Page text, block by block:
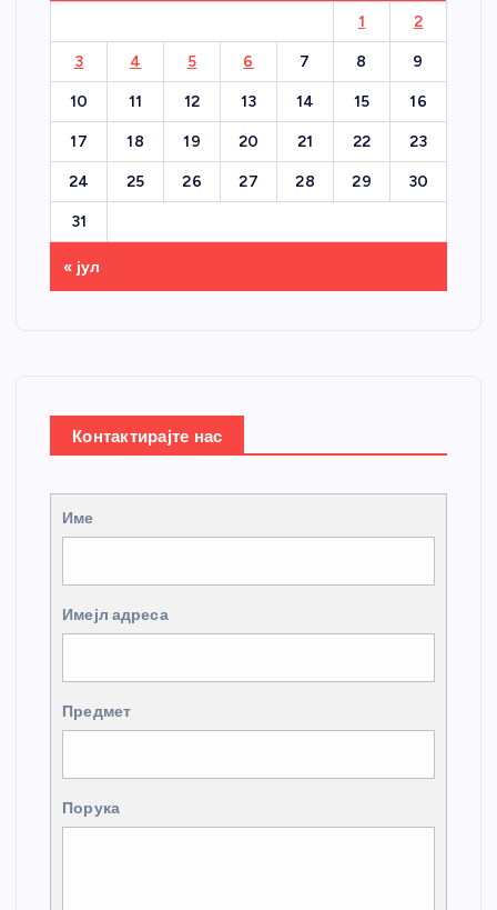
1 2
3 4 5 6 7 8 9
10 11 12 13 14 15 16
17 18 19 20 21 22 23
24 25 26 27 28 29 30
31
« јул
Контактирајте нас
Име
Имејл адреса
Предмет
Порука